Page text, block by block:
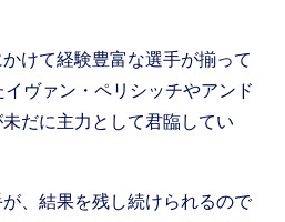
けて経験豊富な選手が揃って
ヴァン・ペリシッチやアンド
だに主力として君臨してい
、結果を残し続けられるので